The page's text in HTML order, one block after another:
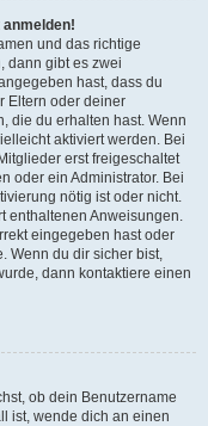
und das richtige
dann gibt es zwei
hast, dass du
Eltern oder deiner
die du erhalten hast. Wenn
aktiviert werden. Bei
erst freigeschaltet
oder ein Administrator. Bei
nötig ist oder nicht.
enthaltenen Anweisungen.
eingegeben hast oder
Wenn du dir sicher bist,
dann kontaktiere einen
ob dein Benutzername
ist, wende dich an einen